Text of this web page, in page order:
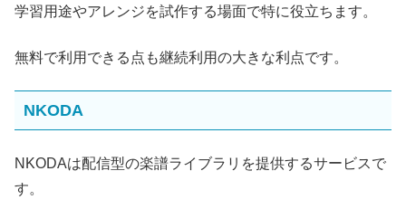
学習用途やアレンジを試作する場面で特に役立ちます。
無料で利用できる点も継続利用の大きな利点です。
NKODA
NKODAは配信型の楽譜ライブラリを提供するサービスで
す。